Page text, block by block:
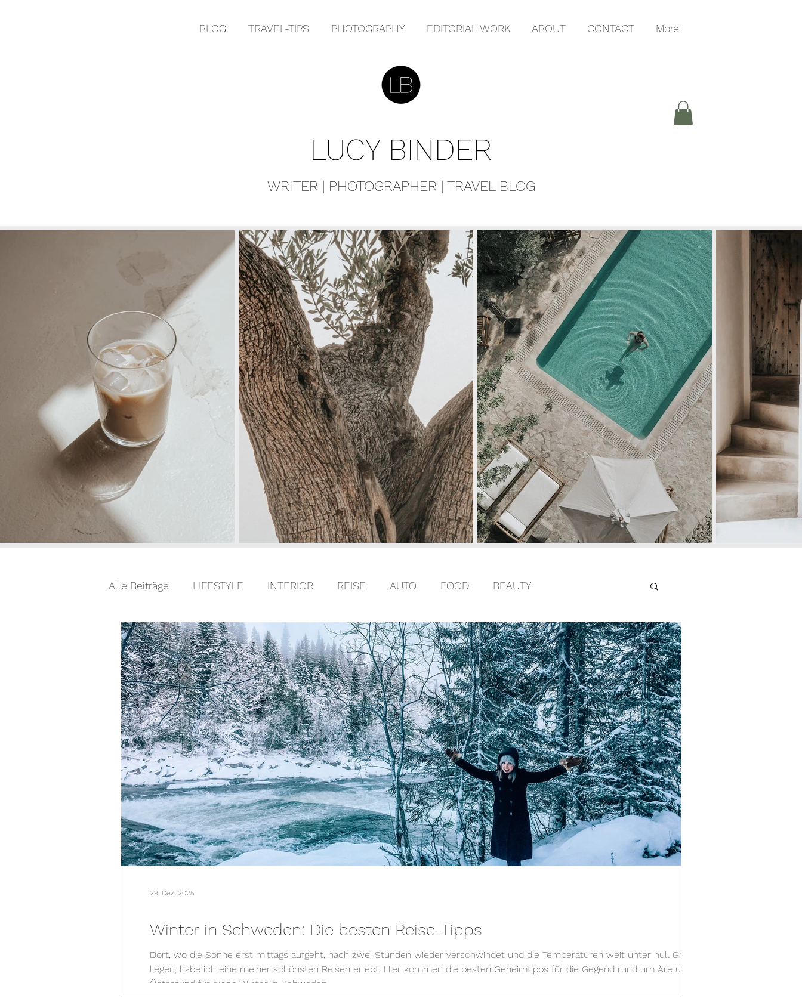
BLOG TRAVEL-TIPS PHOTOGRAPHY EDITORIAL WORK ABOUT CONTACT More
LUCY BINDER
WRITER | PHOTOGRAPHER | TRAVEL BLOG
Alle Beiträge LIFESTYLE INTERIOR REISE AUTO FOOD BEAUTY
Winter in Schweden: Die besten Reise-Tipps
Dort, wo die Sonne erst mittags aufgeht, nach zwei Stunden wieder verschwindet und die Temperaturen weit unter null Grad
liegen, habe ich eine meiner schönsten Reisen erlebt. Hier kommen die besten Geheimtipps für die Gegend rund um Åre und
Östersund für einen Winter in Schweden.
29. Dez. 2025